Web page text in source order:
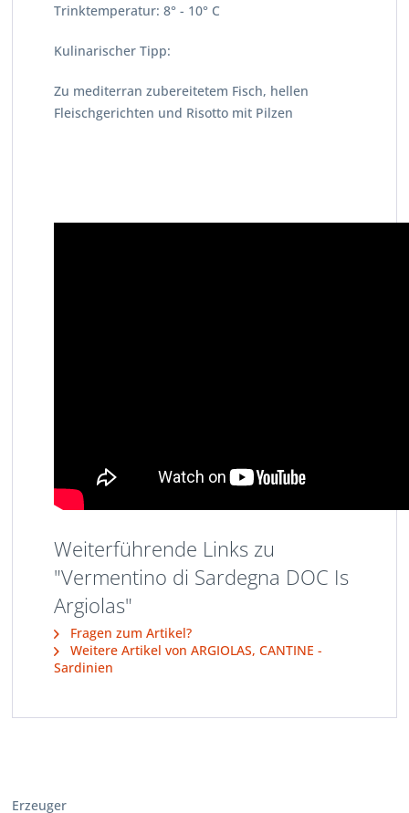
Trinktemperatur: 8° - 10° C
Kulinarischer Tipp:
Zu mediterran zubereitetem Fisch, hellen
Fleischgerichten und Risotto mit Pilzen
Weiterführende Links zu
"Vermentino di Sardegna DOC Is
Argiolas"
Fragen zum Artikel?
Weitere Artikel von ARGIOLAS, CANTINE -
Sardinien
Erzeuger